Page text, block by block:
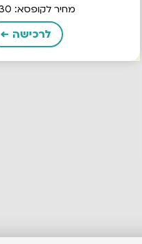
מחיר לקופסא: 130 ש"ח
לרכישה ←